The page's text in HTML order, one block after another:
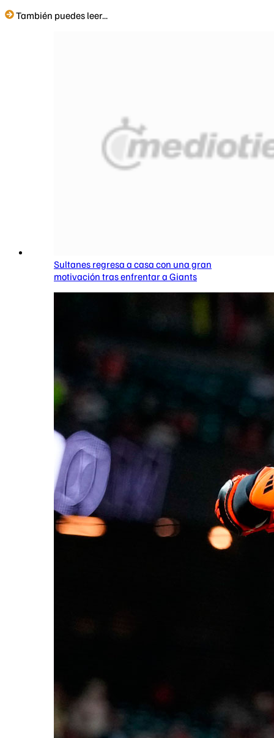
También puedes leer...
Sultanes regresa a casa con una gran
motivación tras enfrentar a Giants